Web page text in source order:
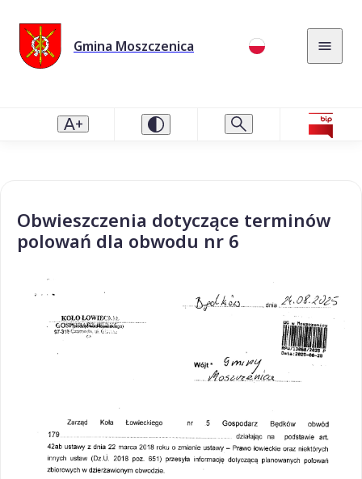
Gmina Moszczenica
Obwieszczenia dotyczące terminów
polowań dla obwodu nr 6